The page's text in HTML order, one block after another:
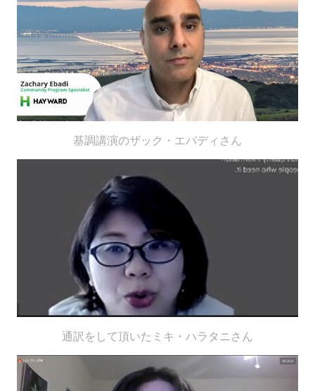
基調講演のザック・エバディさん
通訳をして頂いたミキ・ハラタニさん